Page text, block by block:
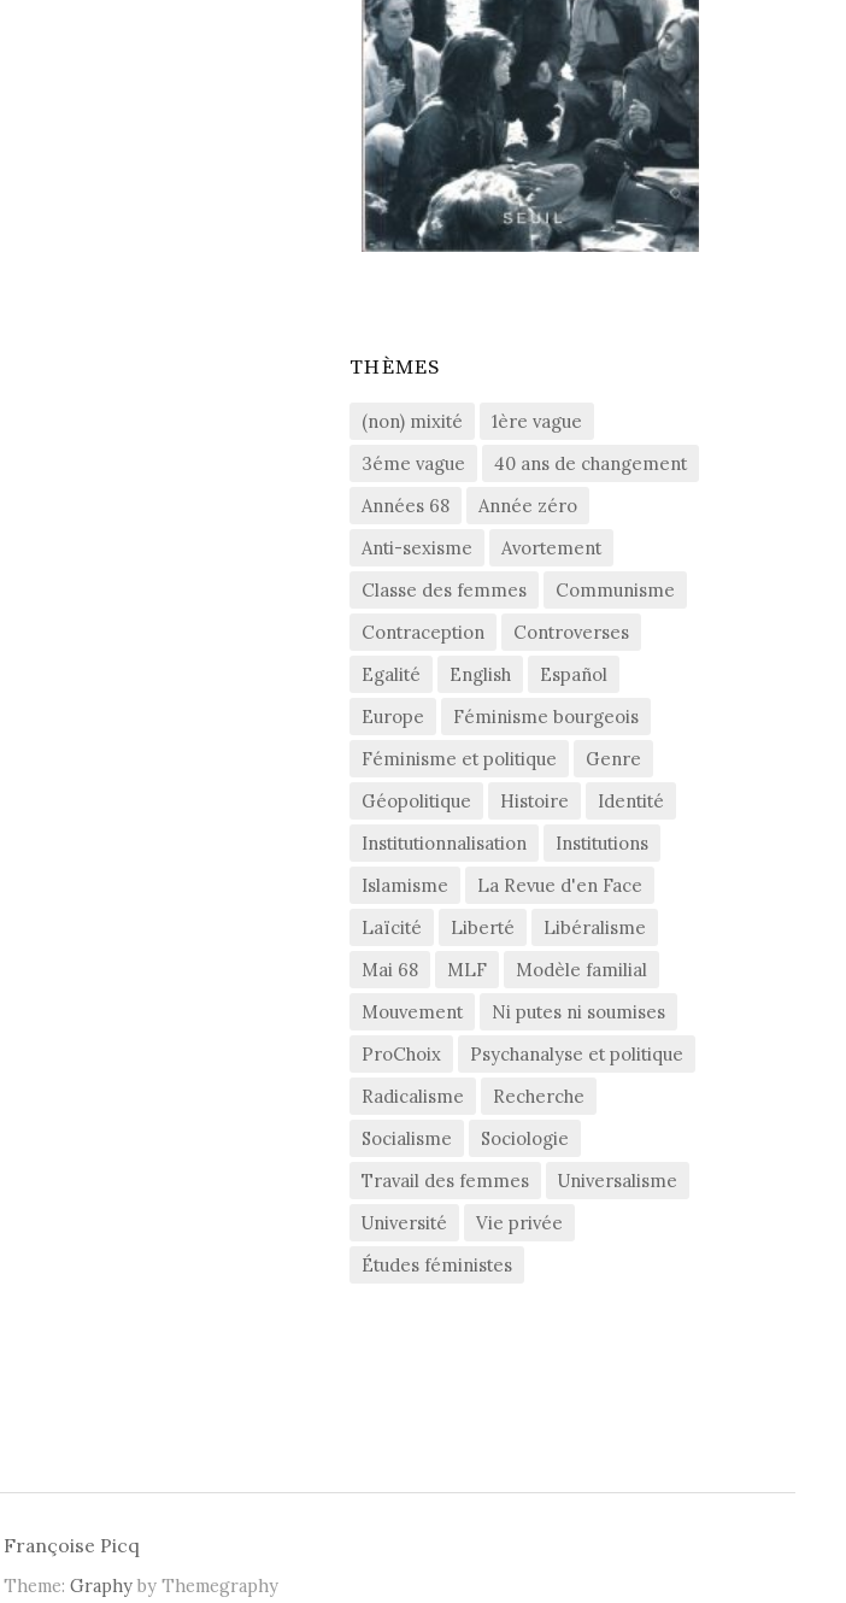
THÈMES
(non) mixité
1ère vague
3éme vague
40 ans de changement
Années 68
Année zéro
Anti-sexisme
Avortement
Classe des femmes
Communisme
Contraception
Controverses
Egalité
English
Español
Europe
Féminisme bourgeois
Féminisme et politique
Genre
Géopolitique
Histoire
Identité
Institutionnalisation
Institutions
Islamisme
La Revue d'en Face
Laïcité
Liberté
Libéralisme
Mai 68
MLF
Modèle familial
Mouvement
Ni putes ni soumises
ProChoix
Psychanalyse et politique
Radicalisme
Recherche
Socialisme
Sociologie
Travail des femmes
Universalisme
Université
Vie privée
Études féministes
Françoise Picq
Theme: Graphy by Themegraphy